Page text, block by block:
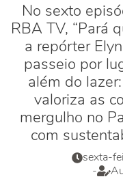
No sexto
RBA TV, “Pará
a repórter
passeio por
além do
valoriza as
mergulho no
com
sexta-
-